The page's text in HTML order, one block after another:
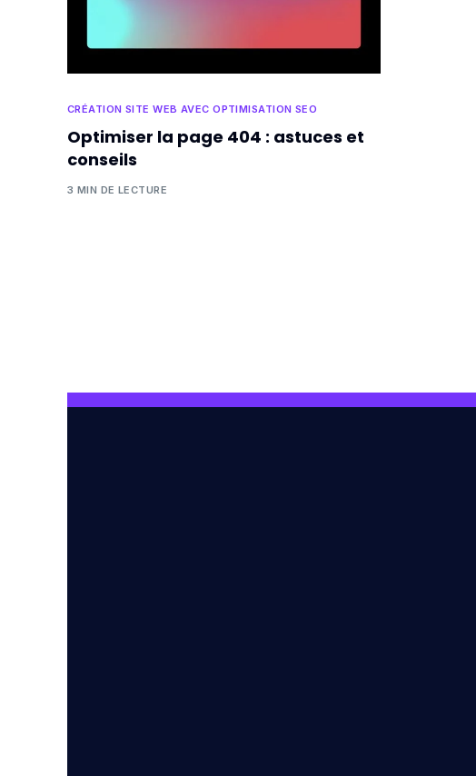
CRÉATION SITE WEB AVEC OPTIMISATION SEO
Optimiser la page 404 : astuces et
conseils
3 MIN DE LECTURE